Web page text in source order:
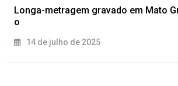
Longa-metragem gravado em Mato
o
14 de julho de 2025